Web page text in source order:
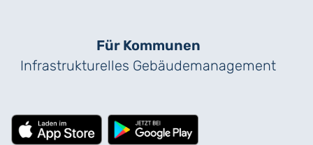
Für Kommunen
Infrastrukturelles Gebäude­management